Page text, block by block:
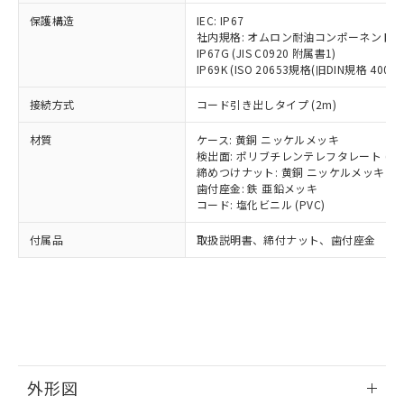
保護構造
IEC: IP67
社内規格: オムロン耐油コンポーネント
IP67G (JIS C0920 附属書1)
IP69K (ISO 20653規格(旧DIN規格
接続方式 コード引き出しタイプ (2m)
材質
ケース: 黄銅 ニッケルメッキ
検出面: ポリブチレンテレフタレート
締めつけナット: 黄銅 ニッケルメッキ
歯付座金: 鉄 亜鉛メッキ
コード: 塩化ビニル (PVC)
付属品 取扱説明書、締付ナット、歯付座金
外形図
覧された時点での実際の在庫および標
準価格とは異なる場合があることをご
正式な納期状況および標準価格はお客
様のお取引先、またはお客様担当のオ
ムロン制御機器販売店・当社販売員に
ご相談ください。
オムロン制御機器販売店や当社販売拠
販売ネットワーク
」をご確認
在庫状況および標準価格結果を当社の
事前の承諾なく第三者に漏洩または開
示しないようお願いします。
マイパーツ機能（部品リスト作成サー
および当社の共同利用者が、当社の製
ミウム(Cd) 100ppm以下、
六価クロム(Cr(Ⅵ)) 1000ppm以下、ポリ臭化ビフェニル
類(PBB) 1000ppm以下、ポリ臭化ジフェニルエーテル類
(PBDE) 1000ppm以下、フタル酸ビス(2-エチルヘキシ
ル) (DEHP)(別名：DOP) 1000ppm以下、フタル酸ブチ
ルベンジル（BBP） 1000ppm以下、フタル酸ジブチル
（DBP） 1000ppm以下、フタル酸ジイソブチル
(DIBP) 1000ppm以下
但し、RoHS指令で産業用監視および制御機器に対する
フタル酸エステル類の４物質については閾値を超える意
図的な使用がないことを確認しています。
部品在庫の切り替え状況などにより、予定
月が前後することがあります。
とができます。
Pb(鉛) :1000ppm、 Hg(水銀) : 1000ppm、 Cd(カドミウ
ム) : 100ppm、
Cr(Ⅵ)(六価クロム) : 1000ppm、 PBBs(ポリ臭化ビフェ
ニル類) : 1000ppm、 PBDEs(ポリ臭化ジフェニルエーテ
DBP(フタル酸ジブチル) : 1000ppm、 DIBP(フタル酸ジ
イソブチル) : 1000ppm、 BBP(フタル酸ブチルベンジ
ル) : 1000ppm、
DEHP(フタル酸ビス(2-エチルヘキシル)) : 1000ppm
※2 環境保護使用期限
「ｅ」：有害物質（10物質）のすべてが基
準値以下であることを示します。
「10」：通常の使用状況下において有害物
質が外部に漏えいし、環境に深刻な影響を
可)を取得するなどの必要な手続きを
当社は規制貨物を破棄する場合は、完
全に破砕するなど、違法に輸出されな
いよう必要な手段を講じます。
当社は貴社製品を、核兵器、ミサイ
ル、化学兵器、生物兵器またはその他
武器並びにこれらの製造装置等に一切
使用いたしません。
当社は、貴社製品を第三者に販売する
場合は、上記1、2および3の内容を当
該第三者に通知します。また当社は、
販売先および販売に係わる関係者が違
法に輸出するおそれがある場合は、取
一定数以上の在庫あり
一定数には満たないが在庫あり
在庫なし(最新の在庫状況につ
いては、お客様のお取引先、ま
たはお客様担当のオムロン制御
機器販売店・当社販売員にご確
認ください)
受注生産機種、また在庫状況の